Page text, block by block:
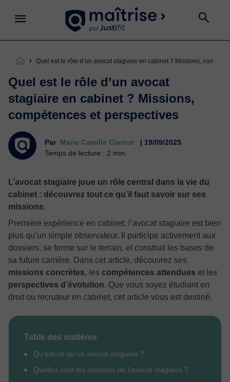
Quel est le rôle d’un avocat stagiaire en cabinet ? Missions,
Quel est le rôle d’un avocat
stagiaire en cabinet ? Missions,
compétences et perspectives
Par Marie Camille Clastot
| 19/09/2025
Temps de lecture : 2 min.
L’avocat stagiaire joue un rôle central dans la vie du
cabinet : découvrez tout ce qu’il faut savoir sur ses
missions.
Première expérience en cabinet, l’avocat stagiaire est bien
plus qu’un simple observateur. Il participe activement aux
dossiers, se forme sur le terrain, et construit les bases de
sa future carrière. Dans cet article, découvrez ses
missions concrètes, les compétences attendues et les
perspectives d’évolution. Que vous soyez étudiant en
droit ou recruteur en cabinet, cet article vous est destiné.
Table des matières
Qu’est-ce qu’un avocat stagiaire ?
Quelles sont les missions de l’avocat stagiaire ?